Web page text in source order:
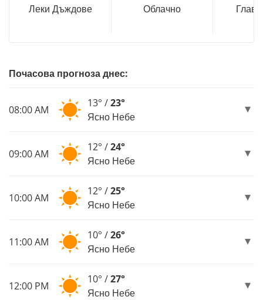
Леки Дъждове Облачно
Почасова прогноза днес:
08:00 AM
13° /23°
Ясно Небе
09:00 AM
12° /24°
Ясно Небе
10:00 AM
12° /25°
Ясно Небе
11:00 AM
10° /26°
Ясно Небе
12:00 PM
10° /27°
Ясно Небе